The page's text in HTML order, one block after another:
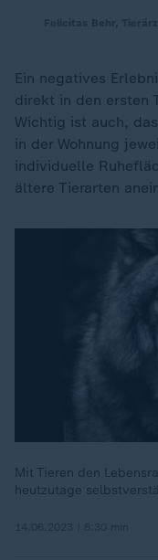
Ein negatives
direkt in den ersten
Wichtig ist auch,
in der Wohnung
individuelle
ältere Tierarten
Mit Tieren den
heutzutage